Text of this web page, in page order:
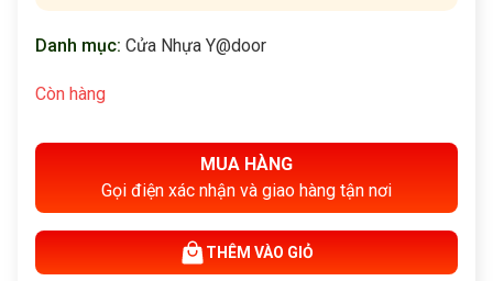
Danh mục: Cửa Nhựa Y@door
Còn hàng
MUA HÀNG
Gọi điện xác nhận và giao hàng tận nơi
THÊM VÀO GIỎ